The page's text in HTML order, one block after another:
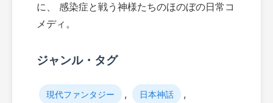
に、 感染症と戦う神様たちのほのぼの日常コ
メディ。
ジャンル・タグ
現代ファンタジー , 日本神話 ,